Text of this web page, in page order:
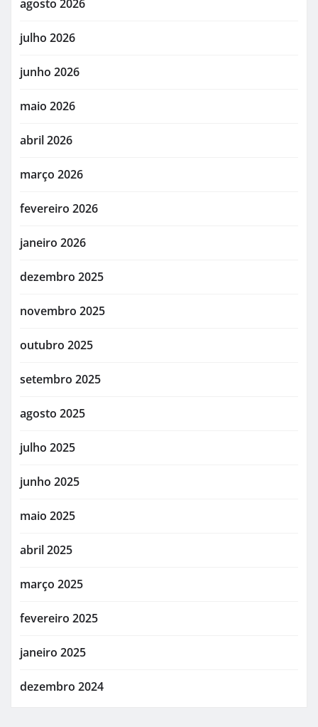
agosto 2026
julho 2026
junho 2026
maio 2026
abril 2026
março 2026
fevereiro 2026
janeiro 2026
dezembro 2025
novembro 2025
outubro 2025
setembro 2025
agosto 2025
julho 2025
junho 2025
maio 2025
abril 2025
março 2025
fevereiro 2025
janeiro 2025
dezembro 2024